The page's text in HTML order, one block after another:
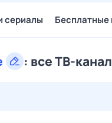
сериалы Бесплатные
: все ТВ-